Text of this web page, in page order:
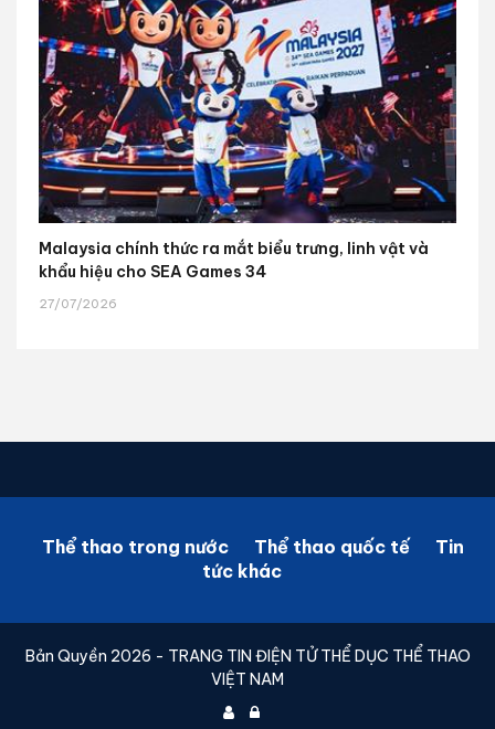
Malaysia chính thức ra mắt biểu trưng, linh vật và
khẩu hiệu cho SEA Games 34
27/07/2026
Thể thao trong nước Thể thao quốc tế
Tin
tức khác
Bản Quyền 2026 - TRANG TIN ĐIỆN TỬ THỂ DỤC THỂ THAO
VIỆT NAM